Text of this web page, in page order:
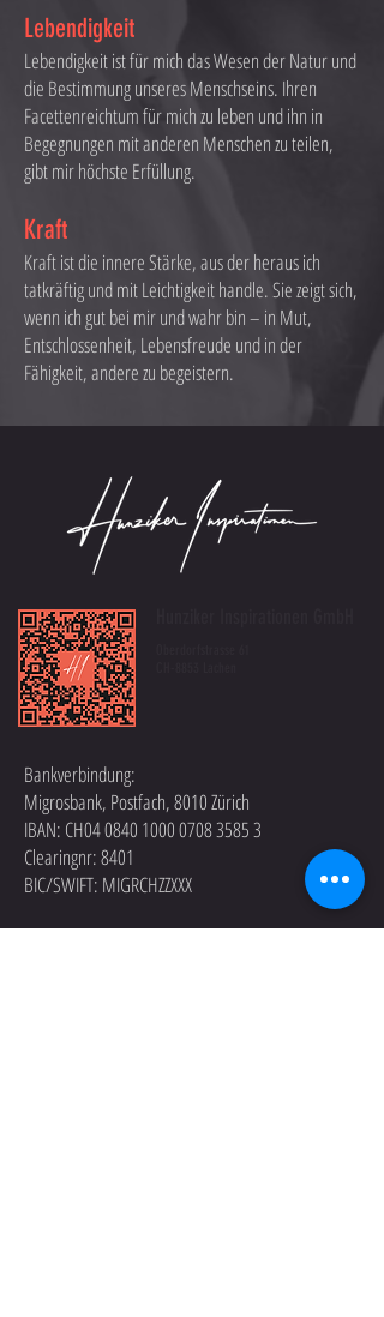
Lebendigkeit
Lebendigkeit ist für mich das Wesen der Natur und
die Bestimmung unseres Menschseins. Ihren
Facettenreichtum für mich zu leben und ihn in
Begegnungen mit anderen Menschen zu teilen,
gibt mir höchste Erfüllung.
Kraft
Kraft ist die innere Stärke, aus der heraus ich
tatkräftig und mit Leichtigkeit handle. Sie zeigt sich,
wenn ich gut bei mir und wahr bin – in Mut,
Entschlossenheit, Lebensfreude und in der
Fähigkeit, andere zu begeistern.
Bankverbindung:
Migrosbank, Postfach, 8010 Zürich
IBAN: CH040840 1000 0708 3585 3
Clearingnr: 8401
BIC/SWIFT: MIGRCHZZXXX